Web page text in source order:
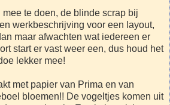
te doen, de blinde scrap bij
werkbeschrijving voor een layout,
maar afwachten wat iedereen er
start er vast weer een, dus houd het
lekker mee!
met papier van Prima en van
bloemen!! De vogeltjes komen uit